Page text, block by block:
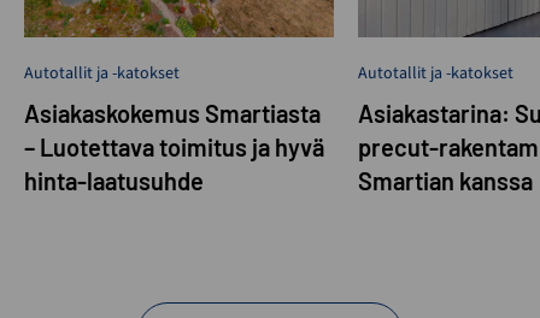
Autotallit ja -katokset
Asiakaskokemus Smartiasta
– Luotettava toimitus ja hyvä
hinta-laatusuhde
Autotallit ja -katokset
Asiakastarina:
precut-
Smartian kanssa